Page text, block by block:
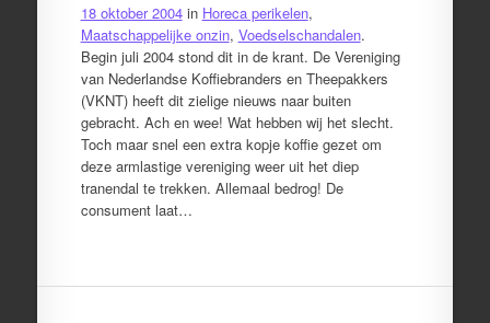
18 oktober 2004in Horeca perikelen,
Maatschappelijke onzin, Voedselschandalen.
Begin juli 2004 stond dit in de krant. De Vereniging
van Nederlandse Koffiebranders en Theepakkers
(VKNT) heeft dit zielige nieuws naar buiten
gebracht. Ach en wee! Wat hebben wij het slecht.
Toch maar snel een extra kopje koffie gezet om
deze armlastige vereniging weer uit het diep
tranendal te trekken. Allemaal bedrog! De
consument laat…